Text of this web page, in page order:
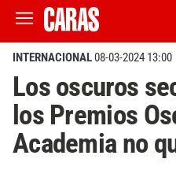
INTERNACIONAL08-03-2024 13:00
Los oscuros
los Premios
Academia no